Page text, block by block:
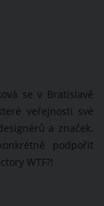
se v Bratislavě
veřejnosti své
a značek.
podpořit
WTF?!